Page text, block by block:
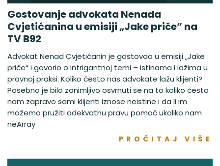
Gostovanje advokata Nenada
Cvjetićanina u emisiji „Jake priče“ na
TV B92
Advokat Nenad Cvjetićanin je gostovao u emisiji „Jake
priče“ i govorio o intrigantnoj temi – istinama i lažima u
pravnoj praksi. Koliko često nas advokate lažu klijenti?
Posebno je bilo zanimljivo osvrnuti se na to koliko često
nam zapravo sami klijenti iznose neistine i da li im
možemo pružiti adekvatnu pravu pomoć ukoliko nam
neArray
PROČITAJ VIŠE